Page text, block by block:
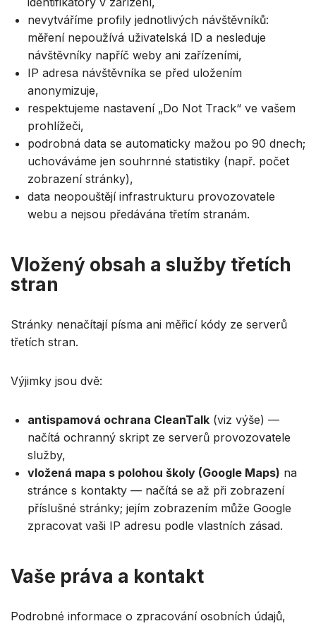
nevytváříme profily jednotlivých návštěvníků:
měření nepoužívá uživatelská ID a nesleduje
návštěvníky napříč weby ani zařízeními,
IP adresa návštěvníka se před uložením
anonymizuje,
respektujeme nastavení „Do Not Track“ ve vašem
prohlížeči,
podrobná data se automaticky mažou po 90 dnech;
uchováváme jen souhrnné statistiky (např. počet
zobrazení stránky),
data neopouštějí infrastrukturu provozovatele
webu a nejsou předávána třetím stranám.
Vložený obsah a služby třetích
stran
Stránky nenačítají písma ani měřicí kódy ze serverů
třetích stran.
Výjimky jsou dvě:
antispamová ochrana CleanTalk (viz výše) —
načítá ochranný skript ze serverů provozovatele
služby,
vložená mapa s polohou školy (Google Maps) na
stránce s kontakty — načítá se až při zobrazení
příslušné stránky; jejím zobrazením může Google
zpracovat vaši IP adresu podle vlastních zásad.
Vaše práva a kontakt
Podrobné informace o zpracování osobních údajů,